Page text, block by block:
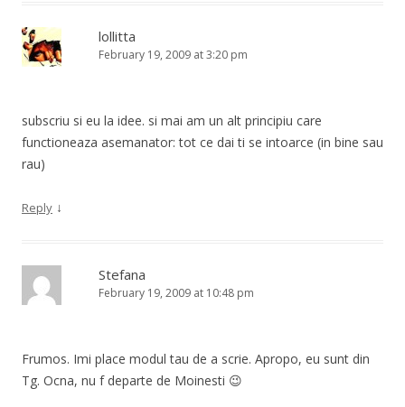
lollitta
February 19, 2009 at 3:20 pm
subscriu si eu la idee. si mai am un alt principiu care
functioneaza asemanator: tot ce dai ti se intoarce (in bine sau
rau)
Reply ↓
Stefana
February 19, 2009 at 10:48 pm
Frumos. Imi place modul tau de a scrie. Apropo, eu sunt din
Tg. Ocna, nu f departe de Moinesti 😉